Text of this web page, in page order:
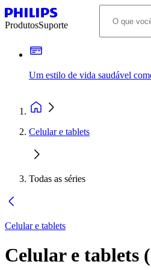
ProdutosSuporte
Um estilo de vida saudável
Celular e tablets
Todas as séries
Celular e tablets
Celular e tablets (